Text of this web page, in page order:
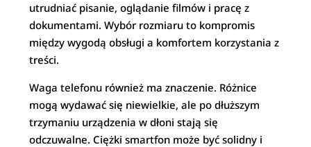
utrudniać pisanie, oglądanie filmów i pracę z
dokumentami. Wybór rozmiaru to kompromis
między wygodą obsługi a komfortem korzystania z
treści.
Waga telefonu również ma znaczenie. Różnice
mogą wydawać się niewielkie, ale po dłuższym
trzymaniu urządzenia w dłoni stają się
odczuwalne. Ciężki smartfon może być solidny i